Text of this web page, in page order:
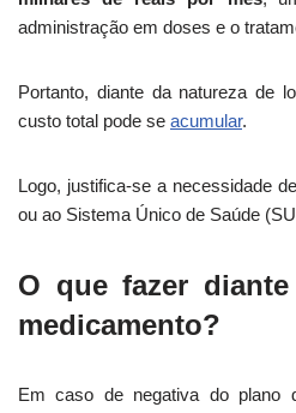
administração em doses e o
Portanto, diante da natureza de
custo total pode se acumular.
Logo, justifica-se a necessidade
ou ao Sistema Único de Saúde
O que fazer
medicamento?
Em caso de negativa do plano